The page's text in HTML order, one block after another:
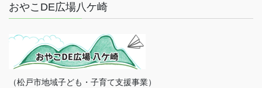
おやこDE広場八ケ崎
（松戸市地域子ども・子育て支援事業）